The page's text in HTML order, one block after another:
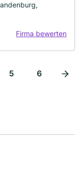
Firma bewerten
5 6